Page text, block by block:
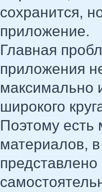
сохранится,
приложение.
Главная
приложения
максимально
широкого
Поэтому
материалов,